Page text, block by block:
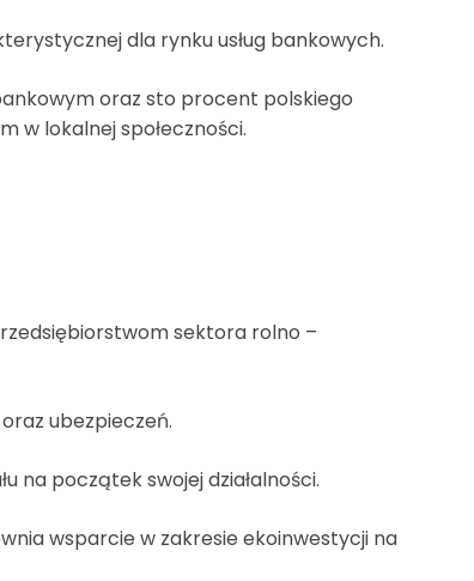
dla rynku usług bankowych.
oraz sto procent polskiego
w lokalnej społeczności.
sektora rolno –
ubezpieczeń.
na początek swojej działalności.
wsparcie w zakresie ekoinwestycji na